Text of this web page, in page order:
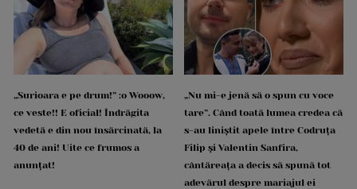
„Surioara e pe drum!” :o Wooow,
ce veste!! E oficial! Îndrăgita
vedetă e din nou însărcinată, la
40 de ani! Uite ce frumos a
anunțat!
„Nu mi-e jenă să o spun cu voce
tare”. Când toată lumea credea că
s-au liniștit apele între Codruța
Filip și Valentin Sanfira,
cântăreața a decis să spună tot
adevărul despre mariajul ei